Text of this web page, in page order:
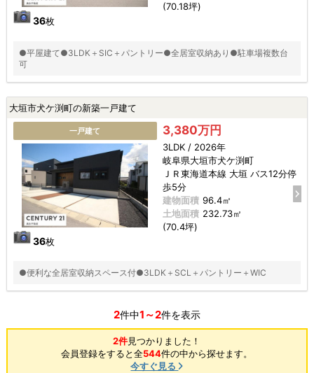
36枚
(70.18坪)
●平屋建て●3LDK＋SIC＋パントリー●全居室収納あり●駐車場複数台
可
大垣市犬ケ渕町の新築一戸建て
一戸建て
36枚
3,380万円
3LDK / 2026年
岐阜県大垣市犬ケ渕町
ＪＲ東海道本線 大垣 バス12分停
歩5分
建物面積 96.4㎡
土地面積 232.73㎡
(70.4坪)
●便利な全居室収納スペース付●3LDK＋SCL＋パントリー＋WIC
2件中1～2件を表示
2件見つかりました！
会員登録をすると全544件の中から探せます。
今すぐ見る